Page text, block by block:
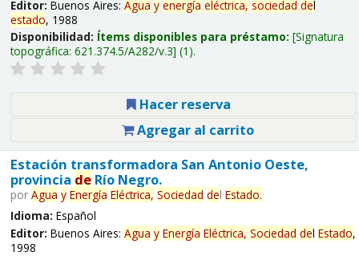
Editor: Buenos Aires: Agua y energía eléctrica, sociedad del
estado, 1988
Disponibilidad: Ítems disponibles para préstamo: Signatura
topográfica: 621.374.5/A282/v.3 (1).
Hacer reserva
Agregar al carrito
Estación transformadora San Antonio Oeste,
provincia deRío Negro.
por Agua y Energía Eléctrica, Sociedad del Estado.
Idioma: Español
Editor: Buenos Aires: Agua y Energía Eléctrica, Sociedad del Estado,
1998